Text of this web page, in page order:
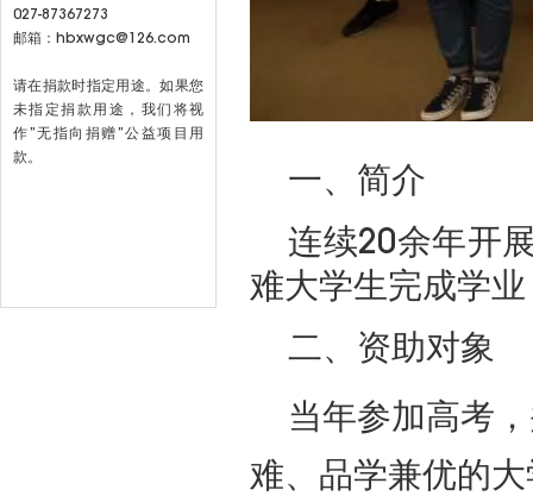
027-87367273
邮箱：hbxwgc@126.com
请在捐款时指定用途。如果您
未指定捐款用途，我们将视
作”无指向捐赠”公益项目用
款。
一、简介
连续20余年开
难大学生完成学
二、资助对象
当年参加高考
难、品学兼优的